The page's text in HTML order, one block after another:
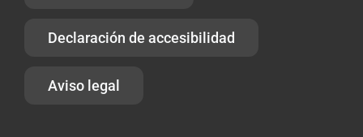
Declaración de accesibilidad
Aviso legal